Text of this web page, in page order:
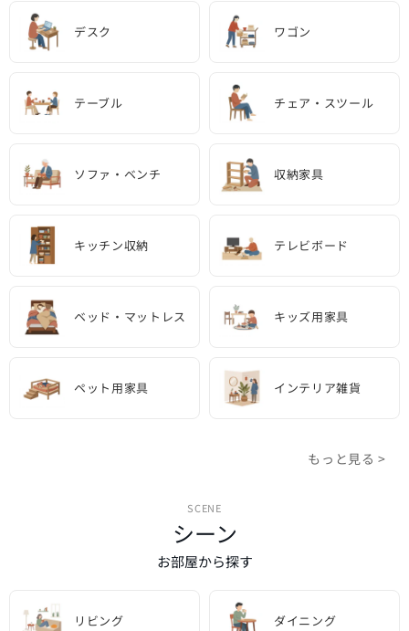
デスク ワゴン
テーブル チェア・スツール
ソファ・ベンチ 収納家具
キッチン収納 テレビボード
ベッド・マットレス キッズ用家具
ペット用家具 インテリア雑貨
もっと見る >
SCENE
シーン
お部屋から探す
リビング ダイニング